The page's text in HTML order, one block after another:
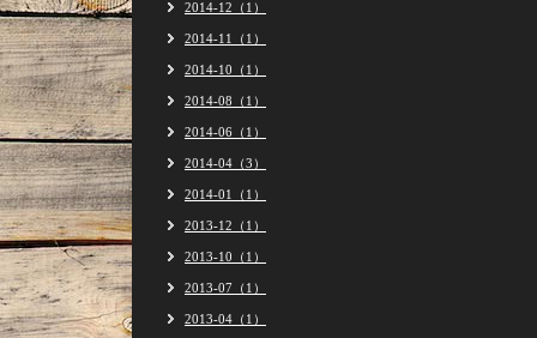
2014-12（1）
2014-11（1）
2014-10（1）
2014-08（1）
2014-06（1）
2014-04（3）
2014-01（1）
2013-12（1）
2013-10（1）
2013-07（1）
2013-04（1）